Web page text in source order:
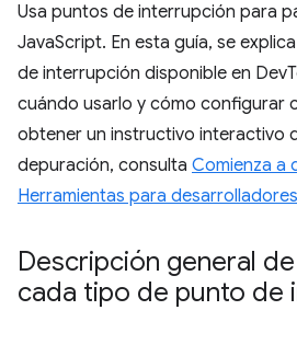
Usa puntos de interrupción para
JavaScript. En esta guía, se
de interrupción disponible en
cuándo usarlo y cómo configurar
obtener un instructivo interactivo
depuración, consulta Comienza a
Herramientas para
Descripción general
cada tipo de punto de